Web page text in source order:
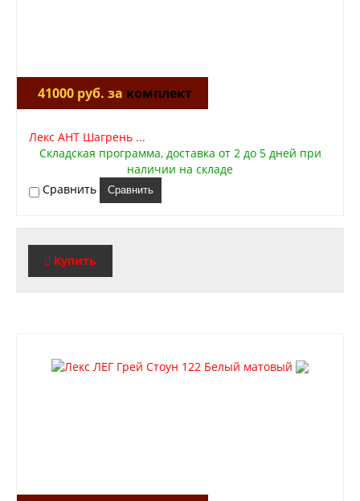
41000 руб. за комплект
Лекс АНТ Шагрень ...
Складская программа, доставка от 2 до 5 дней при
наличии на складе
Сравнить
Сравнить
Купить